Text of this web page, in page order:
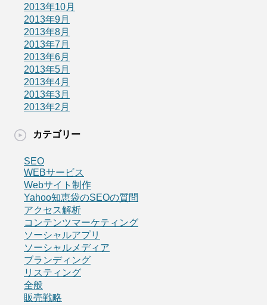
2013年10月
2013年9月
2013年8月
2013年7月
2013年6月
2013年5月
2013年4月
2013年3月
2013年2月
カテゴリー
SEO
WEBサービス
Webサイト制作
Yahoo知恵袋のSEOの質問
アクセス解析
コンテンツマーケティング
ソーシャルアプリ
ソーシャルメディア
ブランディング
リスティング
全般
販売戦略